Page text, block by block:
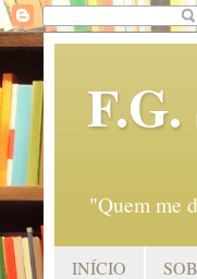
"Quem me
INÍCIO